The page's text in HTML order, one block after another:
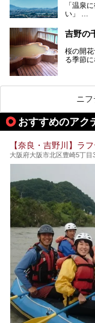
「温泉
い」
そんな
お宿に
まとま
芯まで
今回は
したい
吉野の
桜の開
る季節
まれる
ります
す。また
コの世界
開湯300
じる湯治
今回は
ニ
おすすめのアク
【奈良・吉野川】ラ
大阪府大阪市北区豊崎5丁